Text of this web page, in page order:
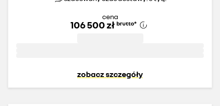
cena
106 500 zł brutto*
zobacz szczegóły